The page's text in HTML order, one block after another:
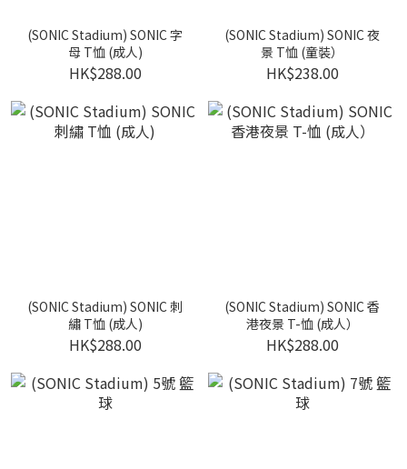
(SONIC Stadium) SONIC 字
母 T恤 (成人)
HK$288.00
(SONIC Stadium) SONIC 夜
景 T恤 (童裝）
HK$238.00
(SONIC Stadium) SONIC 刺
繡 T恤 (成人)
HK$288.00
(SONIC Stadium) SONIC 香
港夜景 T-恤 (成人）
HK$288.00